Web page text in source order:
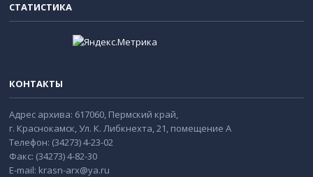
СТАТИСТИКА
КОНТАКТЫ
Адрес архива: 617060, Пермский край,
г. Краснокамск, Ул. К. Либкнехта, 21, помещение А
Телефон: (34273) 4-23-02
Факс: (34273) 4-82-30
E-mail: krasn-arx@ya.ru